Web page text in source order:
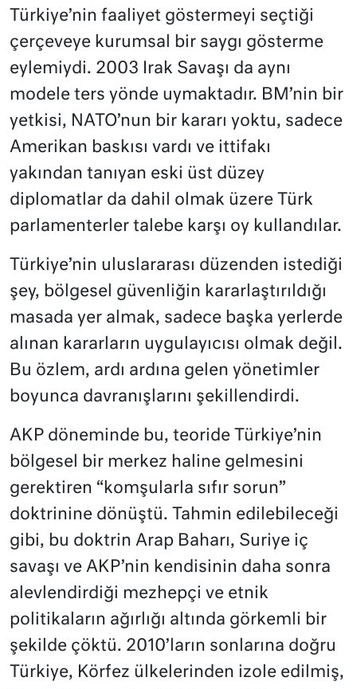
Türkiye’nin faaliyet göstermeyi seçtiği
çerçeveye kurumsal bir saygı gösterme
eylemiydi. 2003 Irak Savaşı da aynı
modele ters yönde uymaktadır. BM’nin bir
yetkisi, NATO’nun bir kararı yoktu, sadece
Amerikan baskısı vardı ve ittifakı
yakından tanıyan eski üst düzey
diplomatlar da dahil olmak üzere Türk
parlamenterler talebe karşı oy kullandılar.
Türkiye’nin uluslararası düzenden istediği
şey, bölgesel güvenliğin kararlaştırıldığı
masada yer almak, sadece başka yerlerde
alınan kararların uygulayıcısı olmak değil.
Bu özlem, ardı ardına gelen yönetimler
boyunca davranışlarını şekillendirdi.
AKP döneminde bu, teoride Türkiye’nin
bölgesel bir merkez haline gelmesini
gerektiren “komşularla sıfır sorun”
doktrinine dönüştü. Tahmin edilebileceği
gibi, bu doktrin Arap Baharı, Suriye iç
savaşı ve AKP’nin kendisinin daha sonra
alevlendirdiği mezhepçi ve etnik
politikaların ağırlığı altında görkemli bir
şekilde çöktü. 2010’ların sonlarına doğru
Türkiye, Körfez ülkelerinden izole edilmiş,